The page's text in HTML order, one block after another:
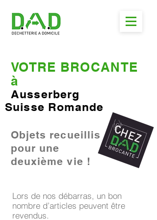
VOTRE BROCANTE
à
Ausserberg
Suisse Romande
Objets recueillis
pour une
deuxième vie !
Lors de nos débarras, un bon
nombre d’articles peuvent être
revendus.